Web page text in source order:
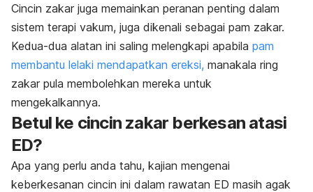
Cincin zakar juga memainkan peranan penting dalam
sistem terapi vakum, juga dikenali sebagai pam zakar.
Kedua-dua alatan ini saling melengkapi apabila pam
membantu lelaki mendapatkan ereksi, manakala ring
zakar pula membolehkan mereka untuk
mengekalkannya.
Betul ke cincin zakar berkesan atasi
ED?
Apa yang perlu anda tahu, kajian mengenai
keberkesanan cincin ini dalam rawatan ED masih agak